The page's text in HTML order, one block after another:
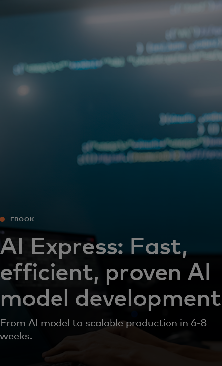
Новости и тренды
EBOOK
AI Express: Fast,
efficient, proven AI
model development
From AI model to scalable production in 6-8
weeks.